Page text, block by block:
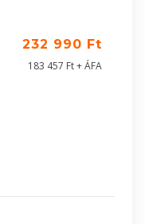
232 990 Ft
183 457 Ft + ÁFA